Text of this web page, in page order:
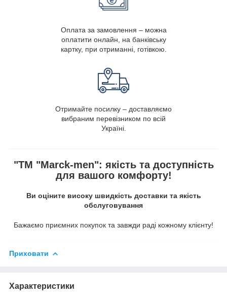
Оплата за замовлення – можна
оплатити онлайн, на банківську
картку, при отриманні, готівкою.
Отримайте посилку – доставляємо
вибраним перевізником по всій
Україні.
"ТМ "Marck-men": якість та доступність
для вашого комфорту!
Ви оціните високу швидкість доставки та якість
обслуговування
Бажаємо приємних покупок та завжди раді кожному клієнту!
Приховати
Характеристики